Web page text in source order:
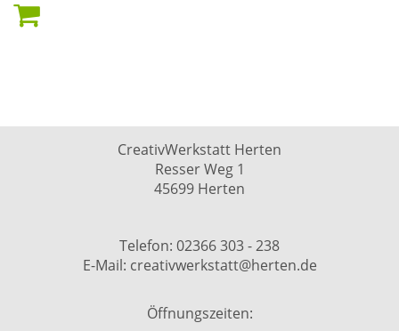
CreativWerkstatt Herten
Resser Weg 1
45699 Herten
Telefon: 02366 303 - 238
E-Mail: creativwerkstatt@herten.de
Öffnungszeiten: